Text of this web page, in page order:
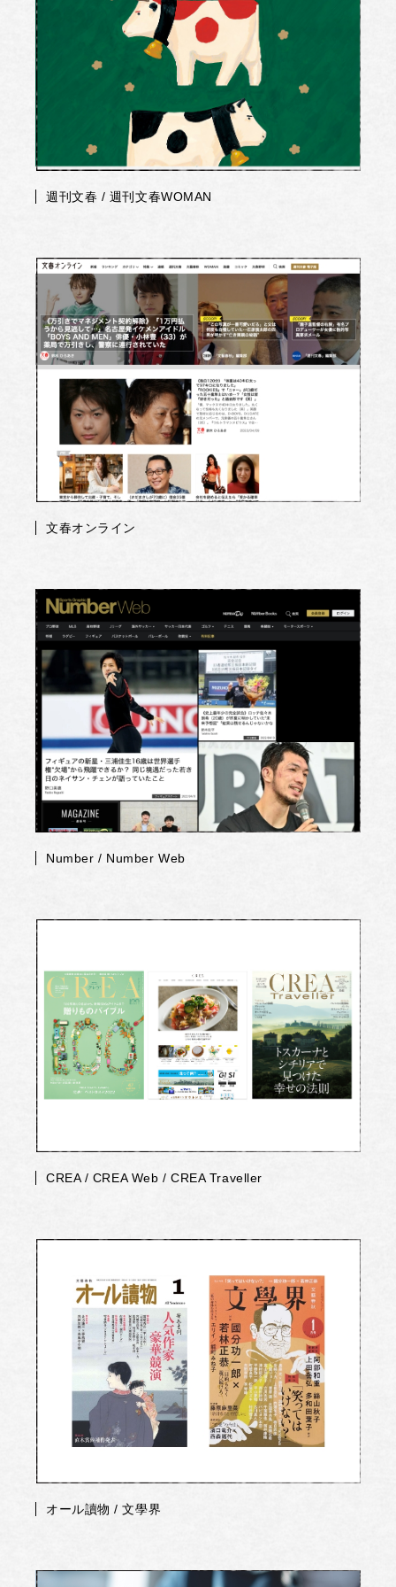
週刊文春 / 週刊文春WOMAN
文春オンライン
Number / Number Web
CREA / CREA Web / CREA Traveller
オール讀物 / 文學界